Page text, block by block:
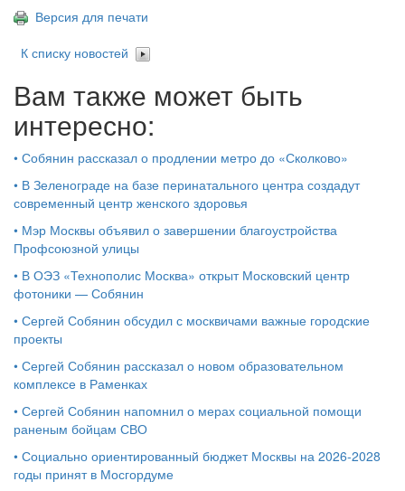
Версия для печати
К списку новостей
Вам также может быть
интересно:
• Собянин рассказал о продлении метро до «Сколково»
• В Зеленограде на базе перинатального центра создадут
современный центр женского здоровья
• Мэр Москвы объявил о завершении благоустройства
Профсоюзной улицы
• В ОЭЗ «Технополис Москва» открыт Московский центр
фотоники — Собянин
• Сергей Собянин обсудил с москвичами важные городские
проекты
• Сергей Собянин рассказал о новом образовательном
комплексе в Раменках
• Сергей Собянин напомнил о мерах социальной помощи
раненым бойцам СВО
• Социально ориентированный бюджет Москвы на 2026-2028
годы принят в Мосгордуме